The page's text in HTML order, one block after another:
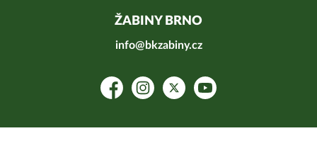
ŽABINY BRNO
info@bkzabiny.cz
FacebookInstagramPlatform X
YouTube